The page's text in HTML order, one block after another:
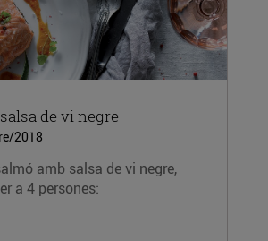
de vi negre
2018
amb salsa de vi negre,
a 4 persones: